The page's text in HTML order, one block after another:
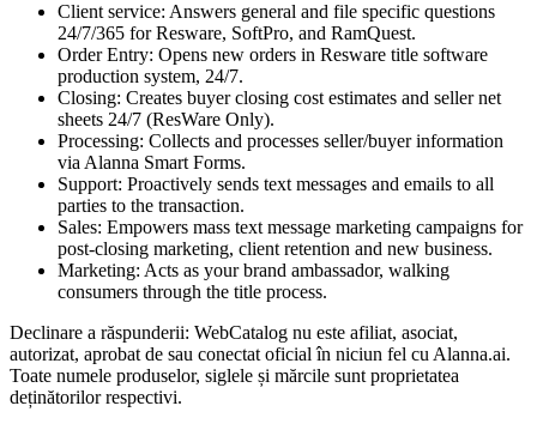
Client service: Answers general and file specific questions
24/7/365 for Resware, SoftPro, and RamQuest.
Order Entry: Opens new orders in Resware title software
production system, 24/7.
Closing: Creates buyer closing cost estimates and seller net
sheets 24/7 (ResWare Only).
Processing: Collects and processes seller/buyer information
via Alanna Smart Forms.
Support: Proactively sends text messages and emails to all
parties to the transaction.
Sales: Empowers mass text message marketing campaigns for
post-closing marketing, client retention and new business.
Marketing: Acts as your brand ambassador, walking
consumers through the title process.
Declinare a răspunderii: WebCatalog nu este afiliat, asociat,
autorizat, aprobat de sau conectat oficial în niciun fel cu Alanna.ai.
Toate numele produselor, siglele și mărcile sunt proprietatea
deținătorilor respectivi.